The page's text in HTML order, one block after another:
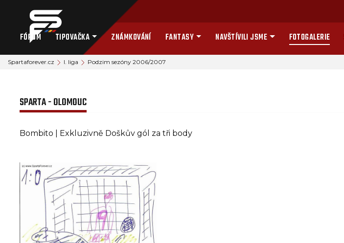
FÓRUM TIPOVAČKA ZNÁMKOVÁNÍ FANTASY NAVŠTÍVILI JSME FOTOGALERIE
Spartaforever.cz I. liga Podzim sezóny 2006/2007
SPARTA - OLOMOUC
Bombito | Exkluzivně Doškův gól za tři body